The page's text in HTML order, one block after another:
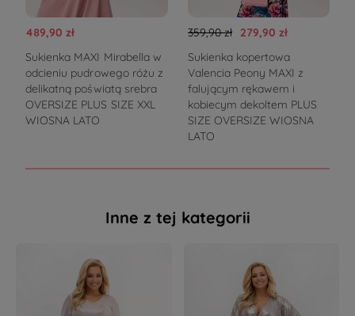
489,90 zł
Sukienka MAXI Mirabella w
odcieniu pudrowego różu z
delikatną poświatą srebra
OVERSIZE PLUS SIZE XXL
WIOSNA LATO
359,90 zł
279,90 zł
Sukienka kopertowa
Valencia Peony MAXI z
falującym rękawem i
kobiecym dekoltem PLUS
SIZE OVERSIZE WIOSNA
LATO
Inne z tej kategorii